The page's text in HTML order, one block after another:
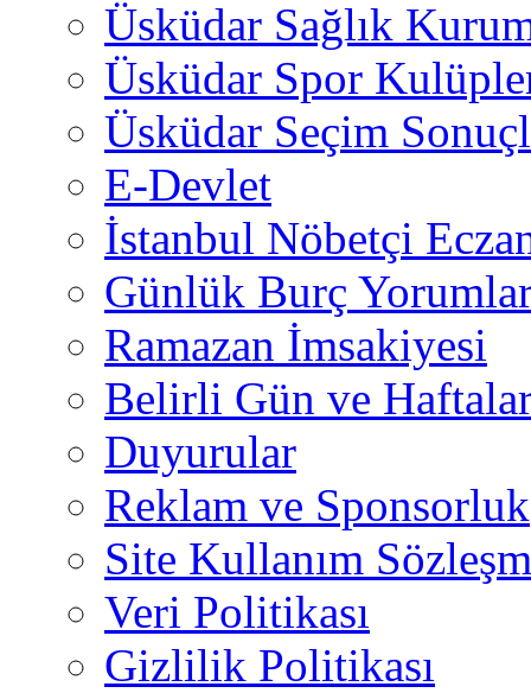
Üsküdar Sağlık
Üsküdar Spor
Üsküdar Seçim
E-Devlet
İstanbul Nöbetçi
Günlük Burç
Ramazan İmsakiyesi
Belirli Gün ve
Duyurular
Reklam ve Sponsorluk
Site Kullanım
Veri Politikası
Gizlilik Politikası